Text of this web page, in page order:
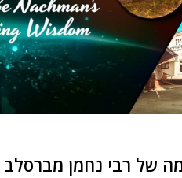
ייחודי ומיוחד, והכי טוב שכך!
של רבי נחמן